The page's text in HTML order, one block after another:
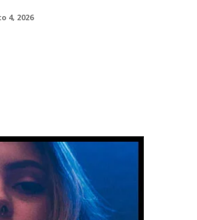
4, 2026